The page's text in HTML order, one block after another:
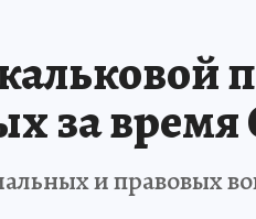
за
и правовых